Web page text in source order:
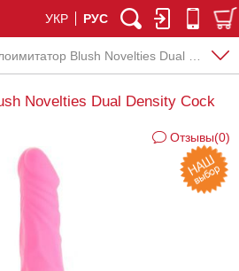
УКР РУС
Blush Novelties Dual Density Cock
Novelties Dual Density Cock
Отзывы(0)